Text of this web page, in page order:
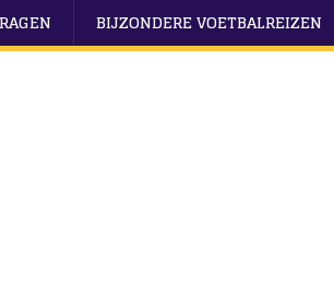
BIJZONDERE VOETBALREIZEN